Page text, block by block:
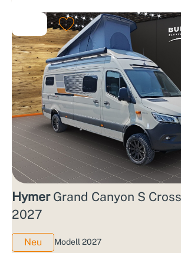
HymerGrand Canyon S
2027
Neu
Modell 2027